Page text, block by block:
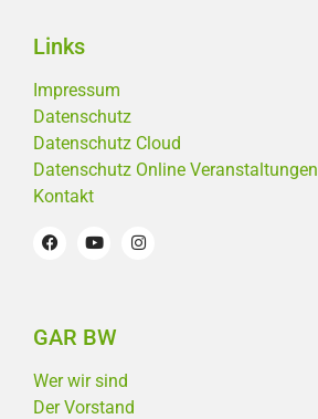
Links
Impressum
Datenschutz
Datenschutz Cloud
Datenschutz Online Veranstaltungen
Kontakt
GAR BW
Wer wir sind
Der Vorstand